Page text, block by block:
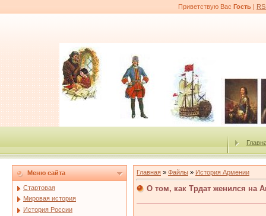
Приветствую Вас Гость |
Меню сайта
Стартовая
Мировая история
История России
Главная » Файлы » История Армении
О том, как Трдат женился на